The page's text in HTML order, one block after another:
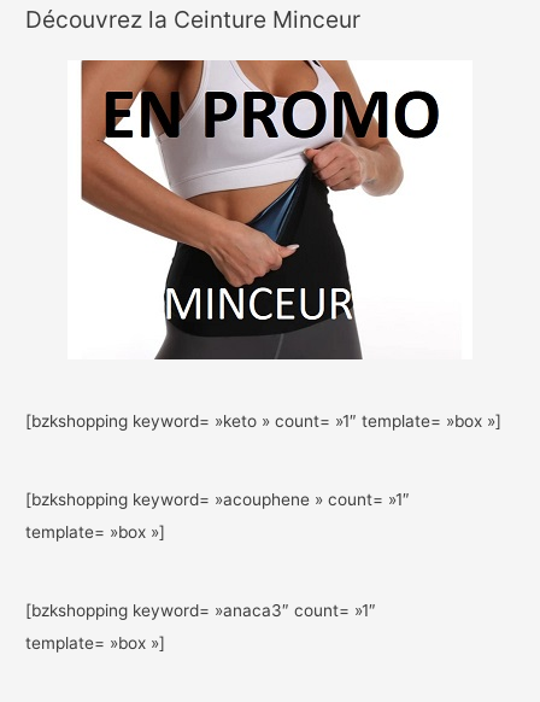
Découvrez la Ceinture Minceur
[bzkshopping keyword= »keto » count= »1″ template= »box »]
[bzkshopping keyword= »acouphene » count= »1″
template= »box »]
[bzkshopping keyword= »anaca3″ count= »1″
template= »box »]